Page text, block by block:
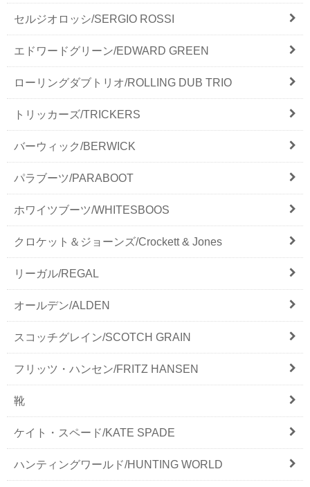
セルジオロッシ/SERGIO ROSSI
エドワードグリーン/EDWARD GREEN
ローリングダブトリオ/ROLLING DUB TRIO
トリッカーズ/TRICKERS
バーウィック/BERWICK
パラブーツ/PARABOOT
ホワイツブーツ/WHITESBOOS
クロケット＆ジョーンズ/Crockett & Jones
リーガル/REGAL
オールデン/ALDEN
スコッチグレイン/SCOTCH GRAIN
フリッツ・ハンセン/FRITZ HANSEN
靴
ケイト・スペード/KATE SPADE
ハンティングワールド/HUNTING WORLD